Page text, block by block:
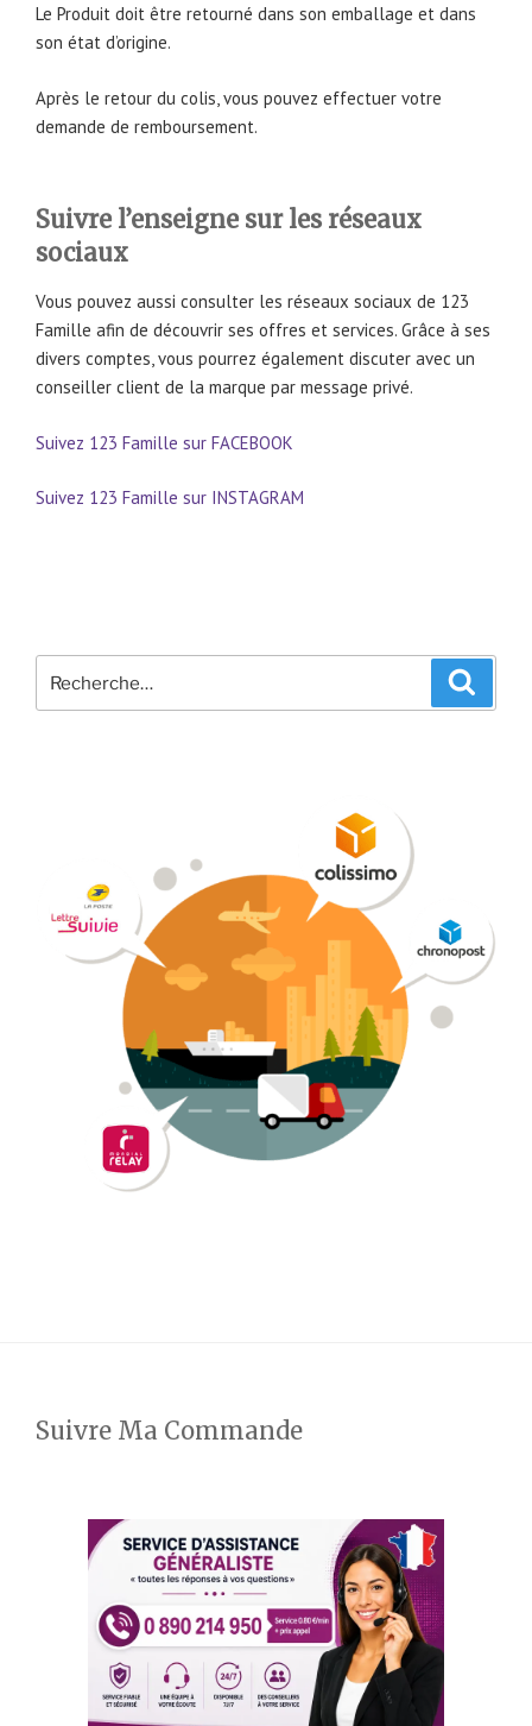
Le Produit doit être retourné dans son emballage et dans
son état d’origine.
Après le retour du colis, vous pouvez effectuer votre
demande de remboursement.
Suivre l’enseigne sur les réseaux
sociaux
Vous pouvez aussi consulter les réseaux sociaux de 123
Famille afin de découvrir ses offres et services. Grâce à ses
divers comptes, vous pourrez également discuter avec un
conseiller client de la marque par message privé.
Suivez 123 Famille sur FACEBOOK
Suivez 123 Famille sur INSTAGRAM
pour
Suivre Ma Commande